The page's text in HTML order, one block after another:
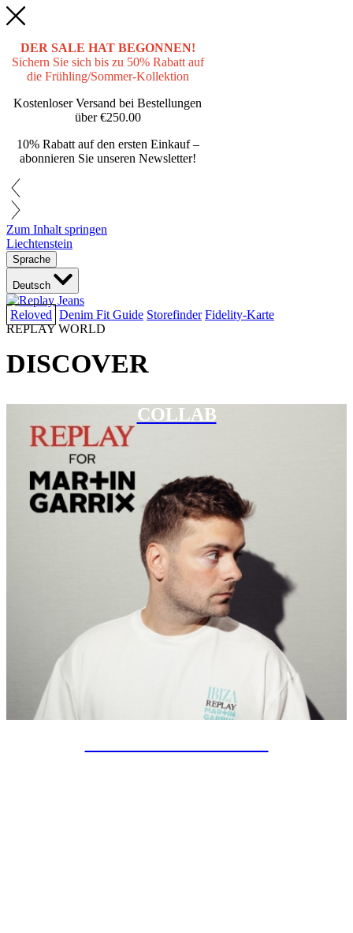
DER SALE HAT BEGONNEN!
Sichern Sie sich bis zu 50% Rabatt auf
die Frühling/Sommer-Kollektion
Kostenloser Versand bei Bestellungen
über€250.00
10% Rabatt auf den ersten Einkauf –
abonnieren Sie unseren Newsletter!
Zum Inhalt springen
Liechtenstein
Sprache
Deutsch
Reloved Denim Fit Guide Storefinder Fidelity-Karte
REPLAY WORLD
DISCOVER
COLLAB